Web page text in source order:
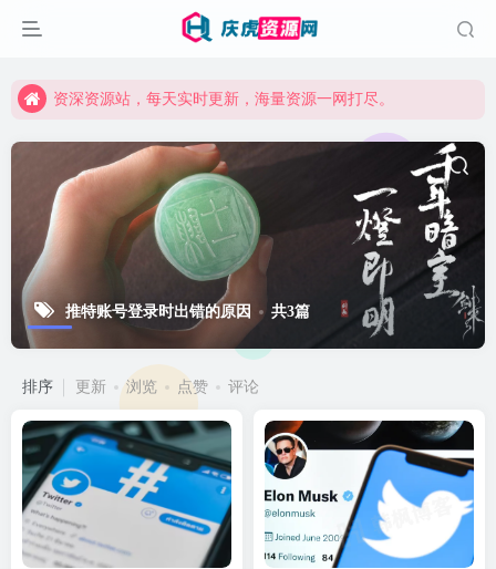
资深资源站，每天实时更新，海量资源一网打尽。
资深资源站，每天实时更新，海量资源一网打尽。
【启明网】找项目 + 低成本创业 + 减少信息差 + 见识各种项目 + 提升网创认知。
推特账号登录时出错的原因 共3篇
排序 更新 浏览 点赞 评论